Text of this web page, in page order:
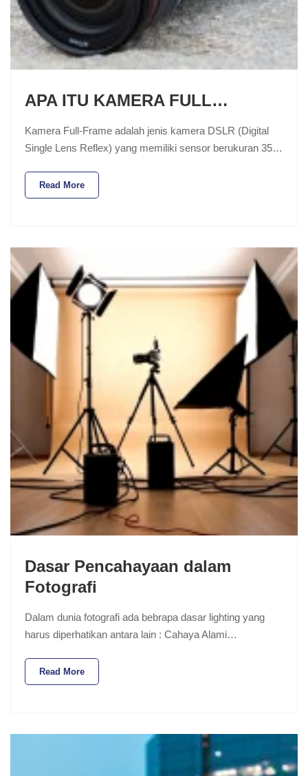
APA ITU KAMERA FULL…
Kamera Full-Frame adalah jenis kamera DSLR (Digital
Single Lens Reflex) yang memiliki sensor berukuran 35…
Read More
Dasar Pencahayaan dalam
Fotografi
Dalam dunia fotografi ada bebrapa dasar lighting yang
harus diperhatikan antara lain : Cahaya Alami…
Read More